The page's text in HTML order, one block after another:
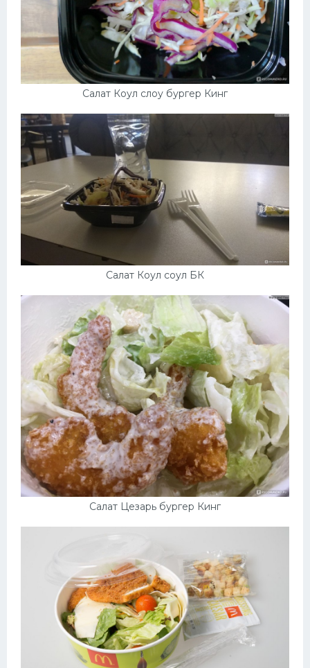
Салат Коул слоу бургер Кинг
Салат Коул соул БК
Салат Цезарь бургер Кинг